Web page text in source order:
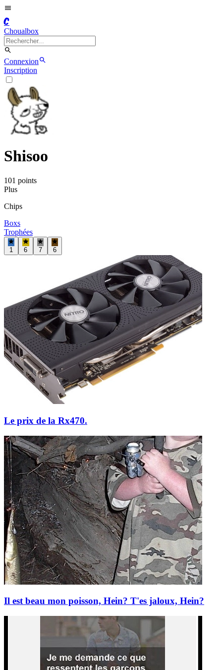
C
Choualbox
Connexion
Inscription
Shisoo
101 points
Plus
Chips
Boxs
Trophées
1 6 7 6
Le prix de la Rx470.
Il est beau mon poisson, Hein? T'es jaloux, Hein?